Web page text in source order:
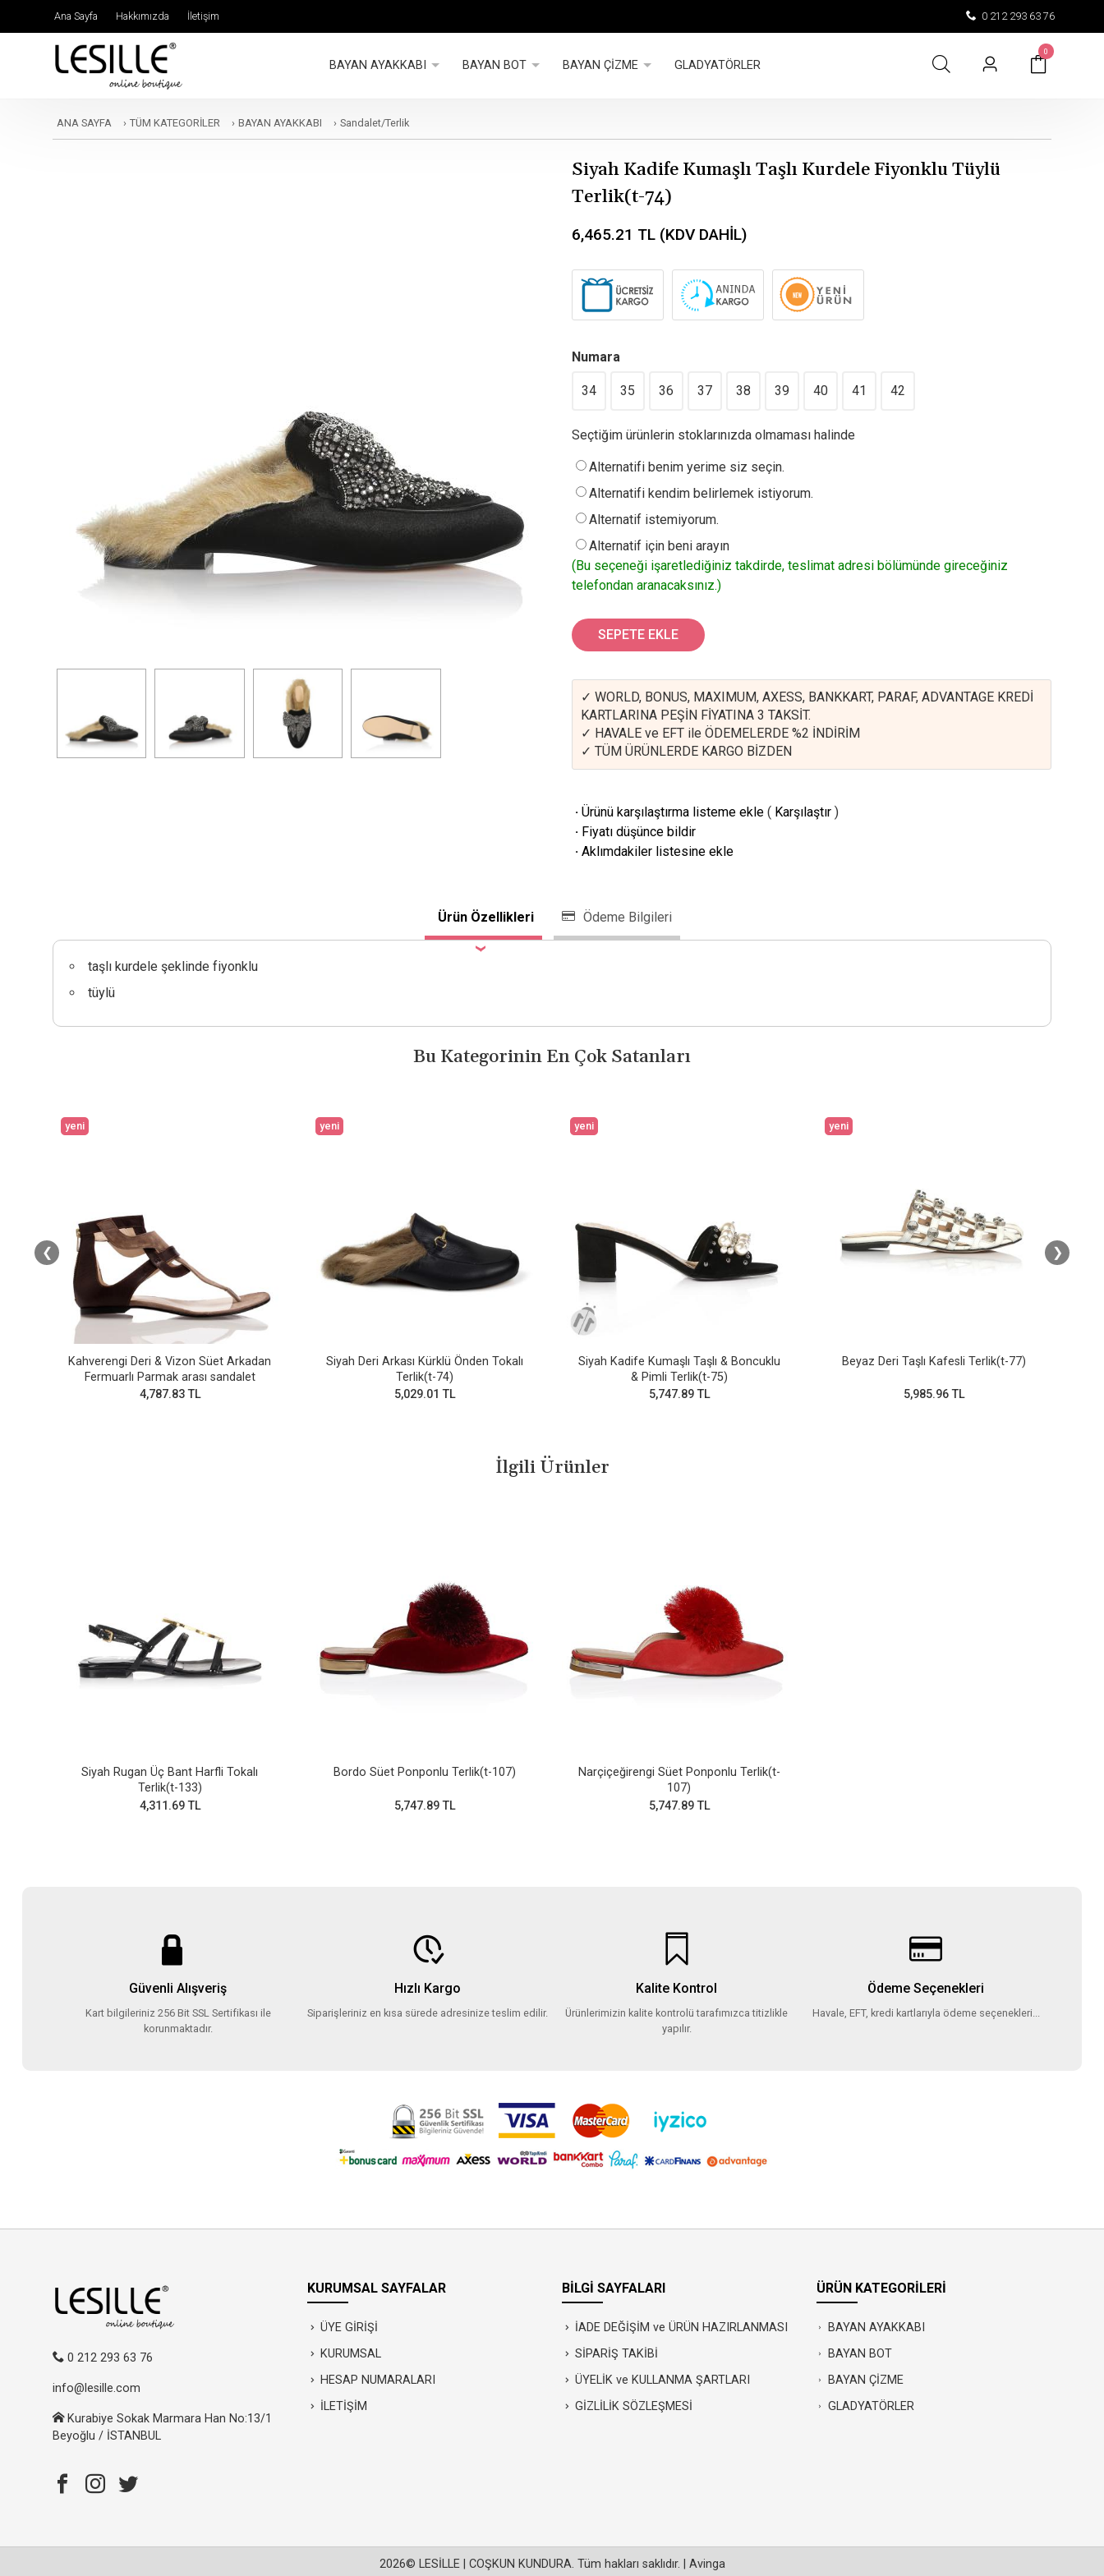
Ana Sayfa Hakkımızda İletişim 0 212 293 63 76
BAYAN AYAKKABI BAYAN BOT BAYAN ÇİZME GLADYATÖRLER
0
ANA SAYFA › TÜM KATEGORİLER › BAYAN AYAKKABI › Sandalet/Terlik
Siyah Kadife Kumaşlı Taşlı Kurdele Fiyonklu Tüylü
Terlik(t-74)
6,465.21 TL (KDV DAHİL)
Numara
34 35 36 37 38 39 40 41 42
Seçtiğim ürünlerin stoklarınızda olmaması halinde
Alternatifi benim yerime siz seçin.
Alternatifi kendim belirlemek istiyorum.
Alternatif istemiyorum.
Alternatif için beni arayın
(Bu seçeneği işaretlediğiniz takdirde, teslimat adresi bölümünde gireceğiniz
telefondan aranacaksınız.)
SEPETE EKLE
✓ WORLD, BONUS, MAXIMUM, AXESS, BANKKART, PARAF, ADVANTAGE KREDİ
KARTLARINA PEŞİN FİYATINA 3 TAKSİT.
✓ HAVALE ve EFT ile ÖDEMELERDE %2 İNDİRİM
✓ TÜM ÜRÜNLERDE KARGO BİZDEN
·Ürünü karşılaştırma listeme ekle ( Karşılaştır )
· Fiyatı düşünce bildir
·Aklımdakiler listesine ekle
Ürün Özellikleri Ödeme Bilgileri
taşlı kurdele şeklinde fiyonklu
tüylü
Bu Kategorinin En Çok Satanları
yeni
Kahverengi Deri & Vizon Süet Arkadan
Fermuarlı Parmak arası sandalet
4,787.83 TL
yeni
Siyah Deri Arkası Kürklü Önden Tokalı
Terlik(t-74)
5,029.01 TL
yeni
Siyah Kadife Kumaşlı Taşlı & Boncuklu
& Pimli Terlik(t-75)
5,747.89 TL
yeni
Beyaz Deri Taşlı Kafesli Terlik(t-77)
5,985.96 TL
❮ ❯
İlgili Ürünler
Siyah Rugan Üç Bant Harfli Tokalı
Terlik(t-133)
4,311.69 TL
Bordo Süet Ponponlu Terlik(t-107)
5,747.89 TL
Narçiçeğirengi Süet Ponponlu Terlik(t-
107)
5,747.89 TL
Güvenli Alışveriş
Kart bilgileriniz 256 Bit SSL Sertifikası ile
korunmaktadır.
Hızlı Kargo
Siparişleriniz en kısa sürede adresinize teslim edilir.
Kalite Kontrol
Ürünlerimizin kalite kontrolü tarafımızca titizlikle
yapılır.
Ödeme Seçenekleri
Havale, EFT, kredi kartlarıyla ödeme seçenekleri...
0 212 293 63 76
info@lesille.com
Kurabiye Sokak Marmara Han No:13/1
Beyoğlu / İSTANBUL
KURUMSAL SAYFALAR
ÜYE GİRİŞİ
KURUMSAL
HESAP NUMARALARI
İLETİŞİM
BİLGİ SAYFALARI
İADE DEĞİŞİM ve ÜRÜN HAZIRLANMASI
SİPARİŞ TAKİBİ
ÜYELİK ve KULLANMA ŞARTLARI
GİZLİLİK SÖZLEŞMESİ
ÜRÜN KATEGORİLERİ
BAYAN AYAKKABI
BAYAN BOT
BAYAN ÇİZME
GLADYATÖRLER
2026© LESİLLE | COŞKUN KUNDURA. Tüm hakları saklıdır. | Avinga